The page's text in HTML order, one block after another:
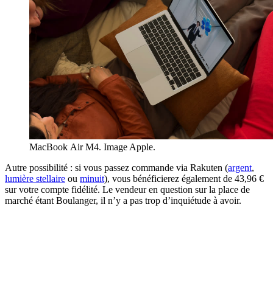
MacBook Air M4. Image Apple.
Autre possibilité : si vous passez commande via Rakuten (argent,
lumière stellaire ou minuit), vous bénéficierez également de 43,96 €
sur votre compte fidélité. Le vendeur en question sur la place de
marché étant Boulanger, il n’y a pas trop d’inquiétude à avoir.